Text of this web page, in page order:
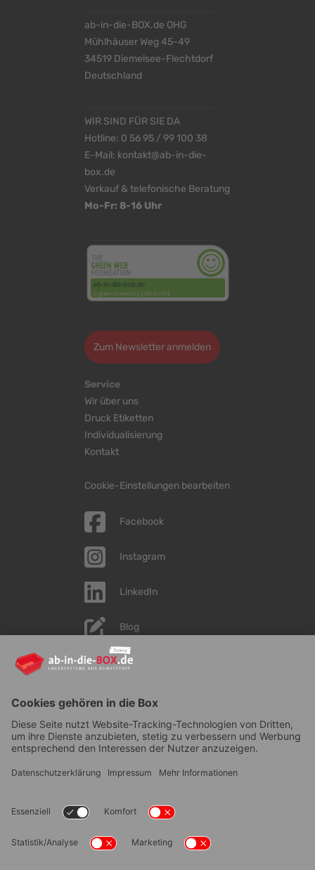
ab-in-die-BOX.de OHG
Mühlhäuser Weg 45-49
34519 Diemelsee-Flechtdorf
Deutschland
WIR SIND FÜR SIE DA
Hotline: 0 56 95 / 99 100 38
E-Mail: kontakt@ab-in-die-
box.de
Verkauf & telefonische Beratung
Mo-Fr: 8-16 Uhr
Zum Newsletter anmelden
Service
Wir über uns
Druck Etiketten
Individualisierung
Kontakt
Cookie-Einstellungen bearbeiten
Facebook
Instagram
LinkedIn
Blog
YouTube